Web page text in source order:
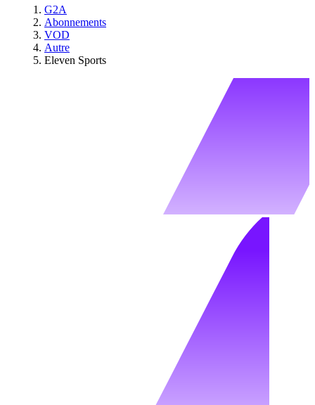
G2A
Abonnements
VOD
Autre
Eleven Sports